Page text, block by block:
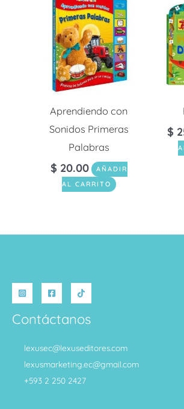
Aprendiendo con
Sonidos Primeras
Palabras
$ 20.00
AÑADIR
AL CARRITO
$
Contáctanos
lexusec@lexuseditores.com
lexusmarketing.ec@gmail.com
+593 2 250 2427